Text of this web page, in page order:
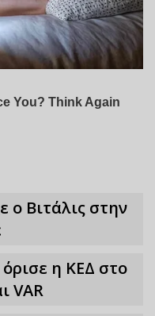
ο Βιτάλις στην
η ΚΕΔ στο
VAR